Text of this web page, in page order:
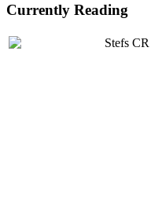
Currently Reading